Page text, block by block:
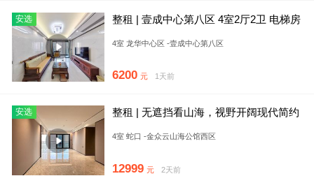
安选
整租 | 壹成中心第八区 4室2厅2卫 电梯房
4室 龙华中心区 -壹成中心第八区
6200 元 1天前
安选
整租 | 无遮挡看山海，视野开阔现代简约
4室 蛇口 -金众云山海公馆西区
12999 元 2天前